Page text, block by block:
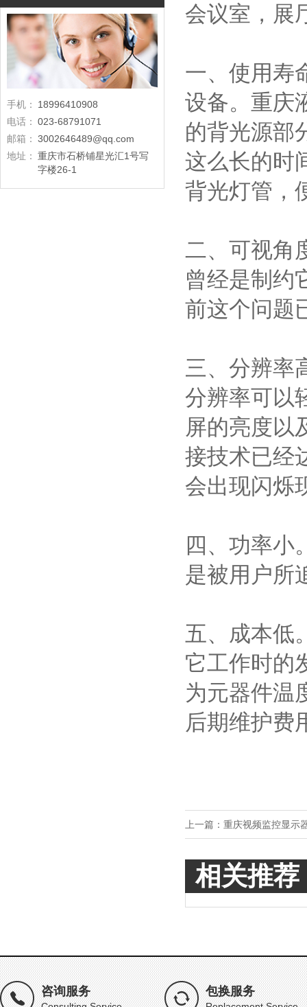
手机：
18996410908
电话： 023-68791071
邮箱： 3002646489@qq.com
地址： 重庆市石桥铺星光汇1号写
字楼26-1
会议室，展
一、使用寿
设备。重庆
的背光源部
这么长的时
背光灯管，
二、可视角
曾经是制约
前这个问题
三、分辨率
分辨率可以
屏的亮度以
接技术已经
会出现闪烁
四、功率小
是被用户所
五、成本低
它工作时的
为元器件温
后期维护费
上一篇： 重庆视频监控显示
相关推荐
咨询服务 包换服务